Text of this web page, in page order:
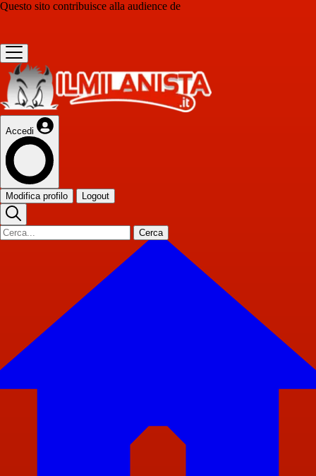
Questo sito contribuisce alla audience de
Accedi
Modifica profilo Logout
Cerca